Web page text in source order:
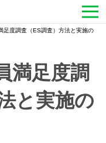
足度調査（ES調査）方法と実施の
満足度調
と実施の